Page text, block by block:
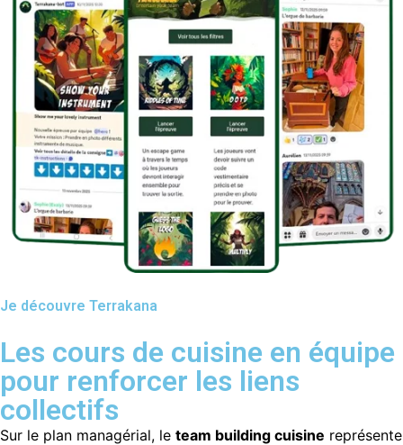
Je découvre Terrakana
Les cours de cuisine en équipe
pour renforcer les liens
collectifs
Sur le plan managérial, le team building cuisine représente